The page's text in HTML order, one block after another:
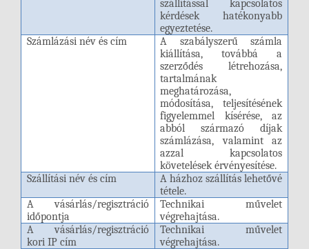
szállítással kapcsolatos
kérdések hatékonyabb
egyeztetése.
Számlázási név és cím
A szabályszerű számla
kiállítása, továbbá a
szerződés létrehozása,
tartalmának
meghatározása,
módosítása, teljesítésének
figyelemmel kísérése, az
abból származó díjak
számlázása, valamint az
azzal kapcsolatos
követelések érvényesítése.
Szállítási név és cím
A házhoz szállítás lehetővé
tétele.
A vásárlás/regisztráció
időpontja
Technikai művelet
végrehajtása.
A vásárlás/regisztráció
kori IP cím
Technikai művelet
végrehajtása.